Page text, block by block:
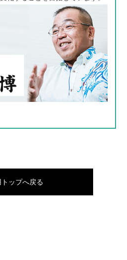
ップへ戻る